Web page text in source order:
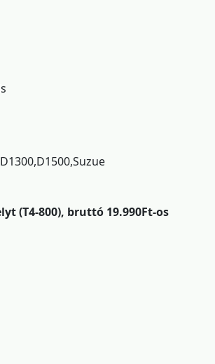
(T4-800), bruttó 19.990Ft-os